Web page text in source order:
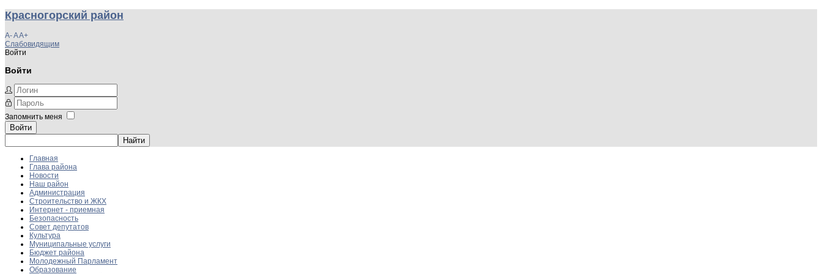
Красногорский район
A-AA+
Слабовидящим
Войти
Войти
Запомнить меня
Войти
Главная
Глава района
Новости
Наш район
Администрация
Строительство и ЖКХ
Интернет - приемная
Безопасность
Совет депутатов
Культура
Муниципальные услуги
Бюджет района
Молодежный Парламент
Образование